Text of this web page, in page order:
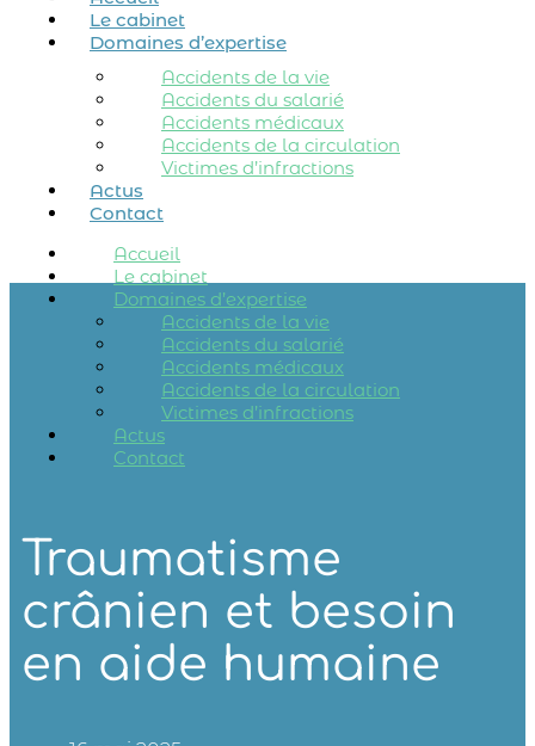
Le cabinet
Domaines d’expertise
Accidents de la vie
Accidents du salarié
Accidents médicaux
Accidents de la circulation
Victimes d’infractions
Actus
Contact
Accueil
Le cabinet
Domaines d’expertise
Accidents de la vie
Accidents du salarié
Accidents médicaux
Accidents de la circulation
Victimes d’infractions
Actus
Contact
Traumatisme
crânien et besoin
en aide humaine